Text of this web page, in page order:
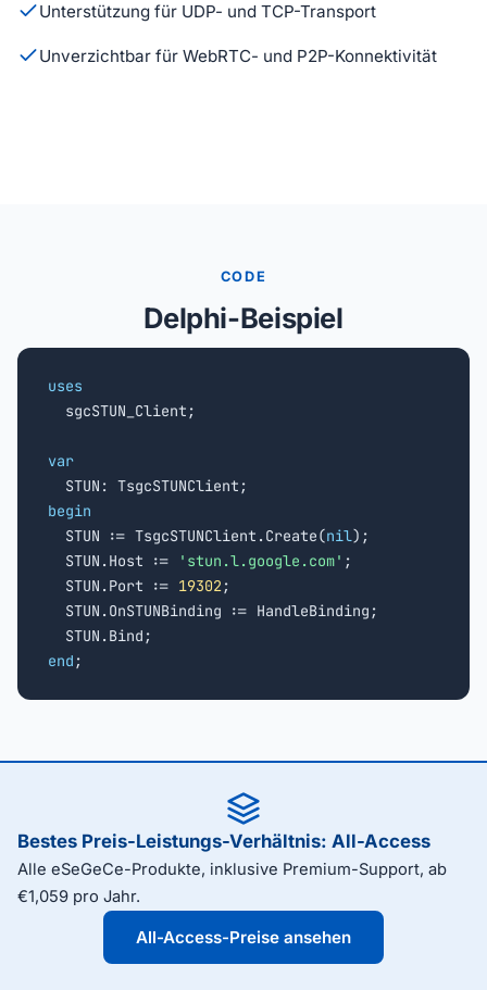
Unterstützung für UDP- und TCP-Transport
Unverzichtbar für WebRTC- und P2P-Konnektivität
CODE
Delphi-Beispiel
uses
sgcSTUN_Client;
var
begin
STUN := TsgcSTUNClient.Create(nil);
  STUN.Host :=
'stun.l.google.com' ;
  STUN.Port :=
19302;
  STUN.OnSTUNBinding := HandleBinding;
end ;
Bestes Preis-Leistungs-Verhältnis: All-Access
Alle eSeGeCe-Produkte, inklusive Premium-Support, ab
€1,059 pro Jahr.
All-Access-Preise ansehen